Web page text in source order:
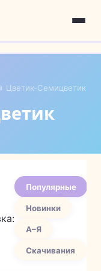
Цветик-Семицветик
Популярные
Новинки
А–Я
Скачивания